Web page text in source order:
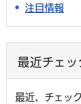
注目情報
最近チェ
最近、チェッ